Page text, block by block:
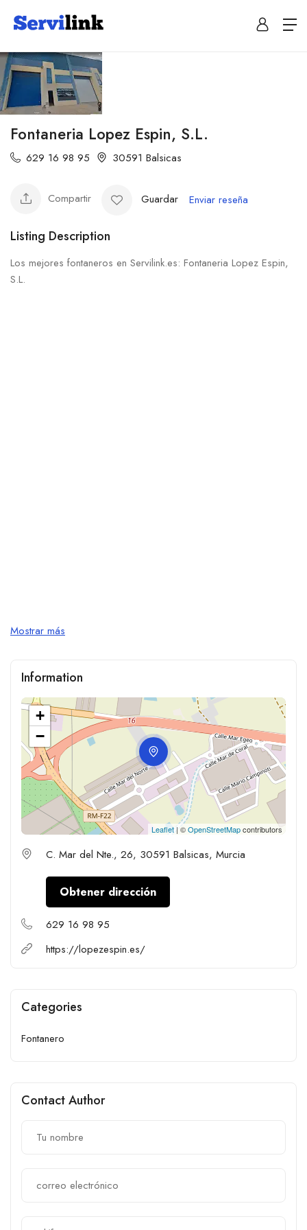
Fontaneria Lopez Espin, S.L.
629 16 98 95 30591 Balsicas
Compartir Guardar Enviar reseña
Listing Description
Los mejores fontaneros en Servilink.es: Fontaneria Lopez Espin,
S.L.
Mostrar más
Information
+
−
Leaflet | ©OpenStreetMapcontributors
C. Mar del Nte., 26, 30591 Balsicas, Murcia
Obtener dirección
629 16 98 95
https://lopezespin.es/
Categories
Fontanero
Contact Author